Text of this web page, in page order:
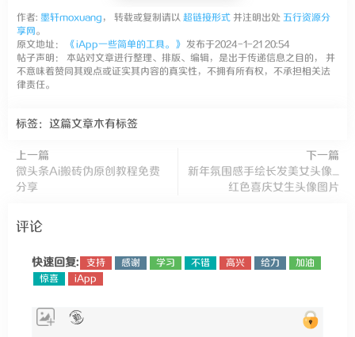
作者: 墨轩moxuang ， 转载或复制请以 超链接形式 并注明出处 五行资源分
享网。
原文地址：
《iApp一些简单的工具。》 发布于2024-1-21 20:54
帖子声明： 本站对文章进行整理、排版、编辑，是出于传递信息之目的， 并
不意味着赞同其观点或证实其内容的真实性，不拥有所有权，不承担相关法
律责任。
标签：这篇文章木有标签
上一篇
微头条Ai搬砖伪原创教程免费
分享
下一篇
新年氛围感手绘长发美女头像_
红色喜庆女生头像图片
评论
快速回复: 支持 感谢 学习 不错 高兴 给力
加油
惊喜
iApp